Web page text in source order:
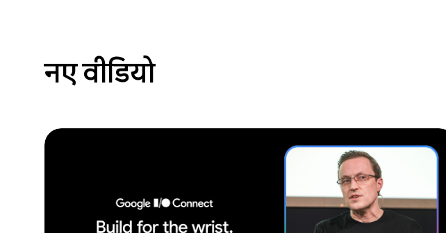
नए वीडियो